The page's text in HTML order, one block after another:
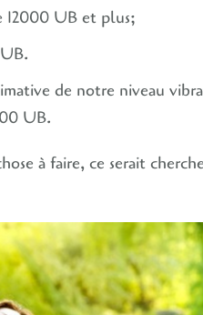
12000 UB et plus;
de notre niveau
UB.
à faire, ce serait